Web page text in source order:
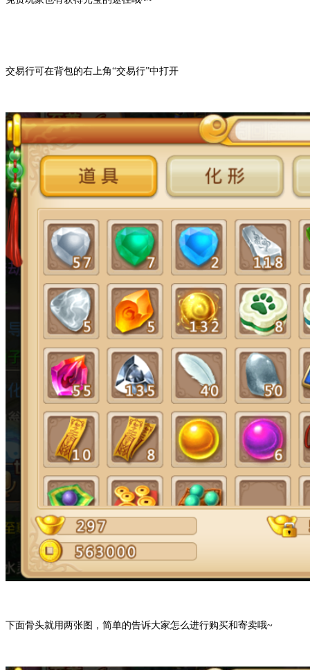
交易行可在背包的右上角“交易行”中打开
下面骨头就用两张图，简单的告诉大家怎么进行购买和寄卖哦~